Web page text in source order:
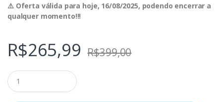
⚠️ Oferta válida para hoje, 16/08/2025, podendo encerrar a
qualquer momento!!!
R$265,99 R$399,00
Q
u
a